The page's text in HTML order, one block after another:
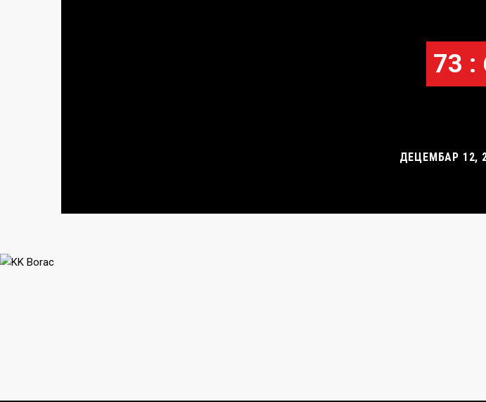
73 :
ДЕЦЕМБАР 12,